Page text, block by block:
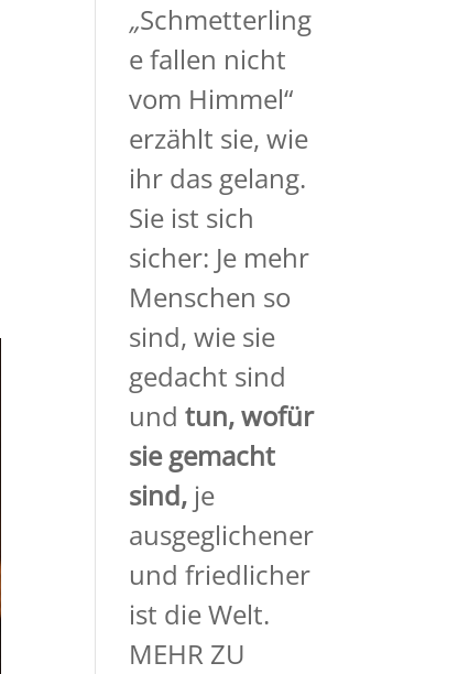
„Schmetterling
e fallen nicht
vom Himmel“
erzählt sie, wie
ihr das gelang.
Sie ist sich
sicher: Je mehr
Menschen so
sind, wie sie
gedacht sind
undtun, wofür
sie gemacht
sind, je
ausgeglichener
und friedlicher
ist die Welt.
MEHR ZU